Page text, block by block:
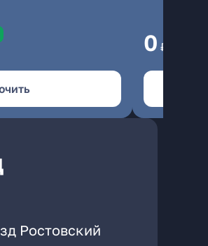
0 ₽/мес
Ростовский